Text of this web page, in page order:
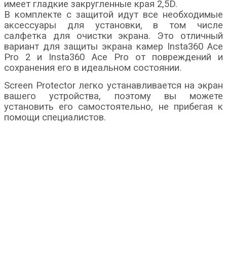
имеет гладкие закругленные края 2,5D.
В комплекте с защитой идут все необходимые
аксессуары для установки, в том числе
салфетка для очистки экрана. Это отличный
вариант для защиты экрана камер Insta360 Ace
Pro 2 и Insta360 Ace Pro от повреждений и
сохранения его в идеальном состоянии.
Screen Protector легко устанавливается на экран
вашего устройства, поэтому вы можете
установить его самостоятельно, не прибегая к
помощи специалистов.